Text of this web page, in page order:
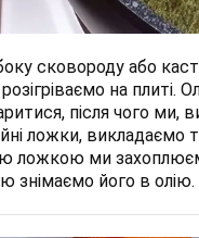
сковороду або
розігріваємо на плиті.
після чого ми,
ложки, викладаємо
ложкою ми
знімаємо його в олію.